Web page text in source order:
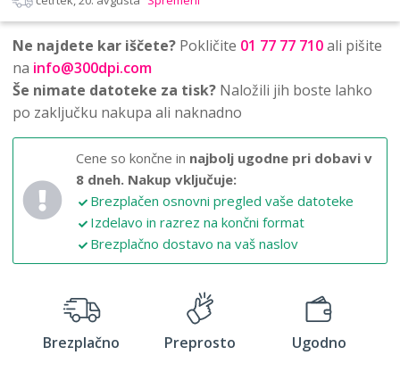
Ne najdete kar iščete? Pokličite 01 77 77 710ali pišite
na info@300dpi.com
Še nimate datoteke za tisk? Naložili jih boste lahko
po zaključku nakupa ali naknadno
Cene so končne in najbolj ugodne pri dobavi v
8 dneh. Nakup vključuje:
Brezplačen osnovni pregled vaše datoteke
Izdelavo in razrez na končni format
Brezplačno dostavo na vaš naslov
Brezplačno Preprosto Ugodno